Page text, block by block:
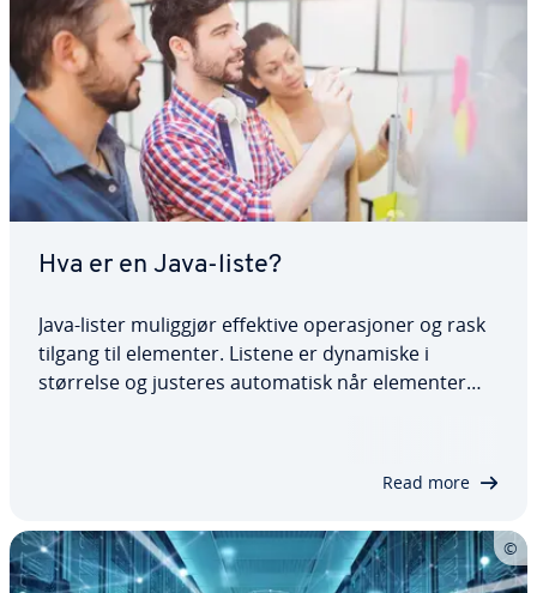
Hva er en Java-liste?
Java-lister muliggjør effektive operasjoner og rask
tilgang til elementer. Listene er dynamiske i
størrelse og justeres automatisk når elementer
Read more